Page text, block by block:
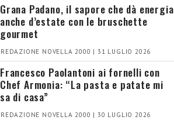
Grana Padano, il sapore che dà energia
anche d’estate con le bruschette
gourmet
REDAZIONE NOVELLA 2000 | 31 LUGLIO 2026
Francesco Paolantoni ai fornelli con
Chef Armonia: “La pasta e patate mi
sa di casa”
REDAZIONE NOVELLA 2000 | 30 LUGLIO 2026